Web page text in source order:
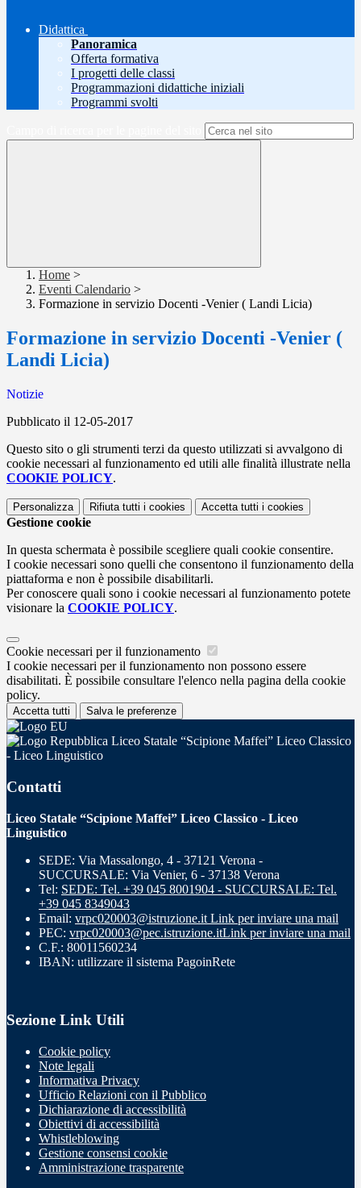
Didattica
Panoramica
Offerta formativa
I progetti delle classi
Programmazioni didattiche iniziali
Programmi svolti
Home >
Eventi Calendario >
Formazione in servizio Docenti -Venier ( Landi Licia)
Formazione in servizio Docenti -Venier (
Landi Licia)
Notizie
Pubblicato il 12-05-2017
Questo sito o gli strumenti terzi da questo utilizzati si avvalgono di
cookie necessari al funzionamento ed utili alle finalità illustrate nella
COOKIE POLICY.
Personalizza Rifiuta tutti i cookies Accetta tutti i cookies
Gestione cookie
In questa schermata è possibile scegliere quali cookie consentire.
I cookie necessari sono quelli che consentono il funzionamento della
piattaforma e non è possibile disabilitarli.
Per conoscere quali sono i cookie necessari al funzionamento potete
visionare la COOKIE POLICY.
Cookie necessari per il funzionamento
I cookie necessari per il funzionamento non possono essere
disabilitati. È possibile consultare l'elenco nella pagina della cookie
policy.
Accetta tutti Salva le preferenze
Liceo Statale “Scipione Maffei” Liceo Classico
- Liceo Linguistico
Contatti
Liceo Statale “Scipione Maffei” Liceo Classico - Liceo
Linguistico
SEDE: Via Massalongo, 4 - 37121 Verona -
SUCCURSALE: Via Venier, 6 - 37138 Verona
Tel: SEDE: Tel. +39 045 8001904 - SUCCURSALE: Tel.
+39 045 8349043
Email: vrpc020003@istruzione.it Link per inviare una mail
PEC: vrpc020003@pec.istruzione.itLink per inviare una mail
C.F.: 80011560234
IBAN: utilizzare il sistema PagoinRete
Sezione Link Utili
Cookie policy
Note legali
Informativa Privacy
Ufficio Relazioni con il Pubblico
Dichiarazione di accessibilità
Obiettivi di accessibilità
Whistleblowing
Gestione consensi cookie
Amministrazione trasparente